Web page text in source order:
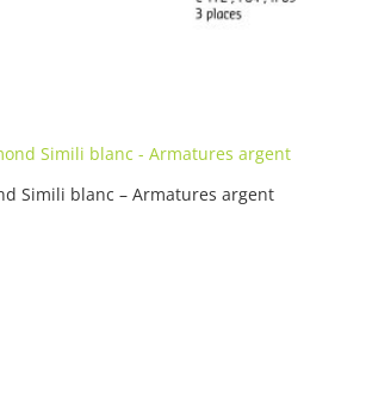
Simili blanc – Armatures argent